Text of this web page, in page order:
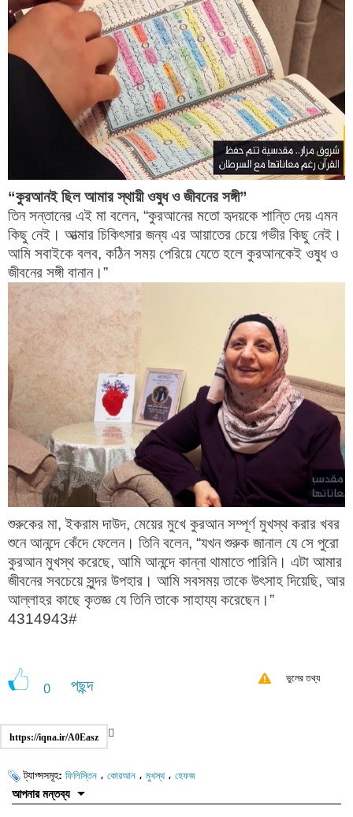
“কুরআনই ছিল আমার স্থায়ী ওষুধ ও জীবনের সঙ্গী”
তিন সন্তানের এই মা বলেন, “কুরআনের মতো হৃদয়কে শান্তি দেয় এমন
কিছু নেই। আত্মার চিকিৎসার জন্য এর আয়াতের চেয়ে গভীর কিছু নেই।
আমি সবাইকে বলব, কঠিন সময় পেরিয়ে যেতে হলে কুরআনকেই ওষুধ ও
জীবনের সঙ্গী বানান।”
শুরুকের মা, ইকরাম দাউদ, মেয়ের মুখে কুরআন সম্পূর্ণ মুখস্থ করার খবর
শুনে আনন্দে কেঁদে ফেলেন। তিনি বলেন, “যখন শুরুক জানাল যে সে পুরো
কুরআন মুখস্থ করেছে, আমি আনন্দে কান্না থামাতে পারিনি। এটা আমার
জীবনের সবচেয়ে সুন্দর উপহার। আমি সবসময় তাকে উৎসাহ দিয়েছি, আর
আল্লাহর কাছে কৃতজ্ঞ যে তিনি তাকে সাহায্য করেছেন।”
4314943#
0 পছন্দ ভুলের তথ্য
https://iqna.ir/A0Easz
ট্যাগ্সসমূহ: ফিলিস্তিন ، কোরআন ، মুখস্থ، হেফজ
আপনার মন্তব্য